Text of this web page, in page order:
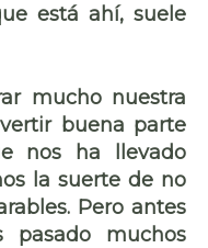
está ahí, suele
mucho nuestra
buena parte
nos ha llevado
la suerte de no
Pero antes
pasado muchos